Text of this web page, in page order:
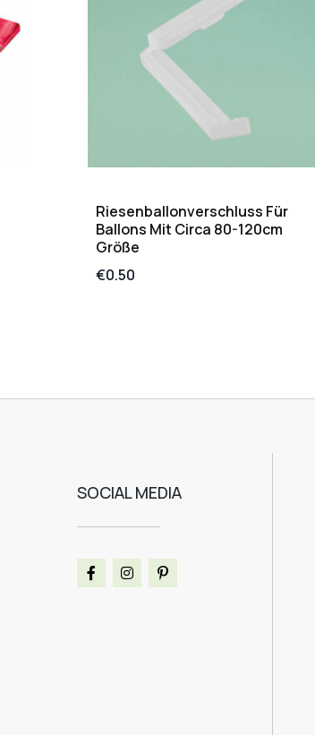
Riesenballonverschluss Für
Ballons Mit Circa 80-120cm
Größe
€0.50
SOCIAL MEDIA